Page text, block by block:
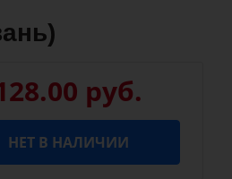
руб.
НЕТ В НАЛИЧИИ